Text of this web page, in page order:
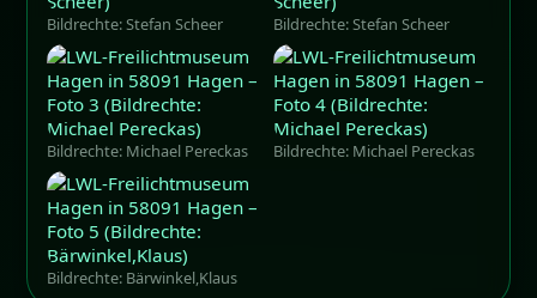
Bildrechte: Stefan Scheer Bildrechte: Stefan Scheer
Bildrechte: Michael Pereckas Bildrechte: Michael Pereckas
Bildrechte: Bärwinkel,Klaus